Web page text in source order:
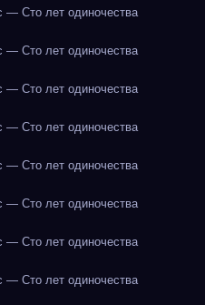
— Сто лет одиночества
— Сто лет одиночества
— Сто лет одиночества
— Сто лет одиночества
— Сто лет одиночества
— Сто лет одиночества
— Сто лет одиночества
— Сто лет одиночества